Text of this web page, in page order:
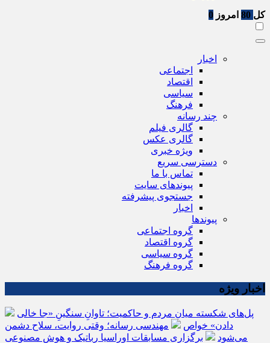
کل امروز 0
اخبار
اجتماعی
اقتصاد
سیاسی
فرهنگ
چند رسانه
گالری فیلم
گالری عکس
ویژه خبری
دسترسی سریع
تماس با ما
پیوندهای سایت
جستجوی پیشرفته
اخبار
پیوندها
گروه اجتماعی
گروه اقتصاد
گروه سیاسی
گروه فرهنگ
اخبار ویژه
پل‌های شکسته میان مردم و حاکمیت؛ تاوانِ سنگینِ «جا خالی
دادن» خواص
مهندسی رسانه؛ وقتی روایت، سلاح دشمن
می‌شود
برگزاری مسابقات اوراسیا رباتیک و هوش مصنوعی